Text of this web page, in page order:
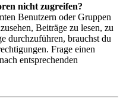
nicht zugreifen?
Benutzern oder Gruppen
Beiträge zu lesen, zu
durchzuführen, brauchst du
Frage einen
entsprechenden